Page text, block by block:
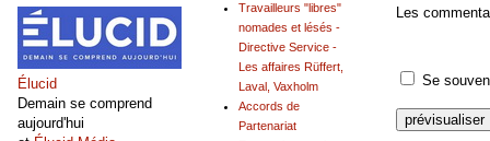
Les
Se
Travailleurs "libres"
nomades et lésés -
Directive Service -
Les affaires Rüffert,
Laval, Vaxholm
Accords de
Partenariat
Élucid
Demain se comprend
aujourd'hui